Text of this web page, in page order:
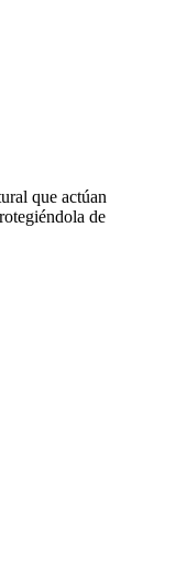
que actúan
de